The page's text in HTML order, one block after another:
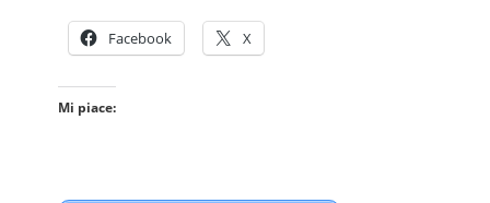
Facebook X
Mi piace: